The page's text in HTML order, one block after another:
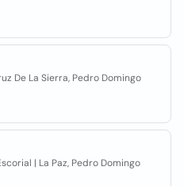
De La Sierra, Pedro Domingo
| La Paz, Pedro Domingo